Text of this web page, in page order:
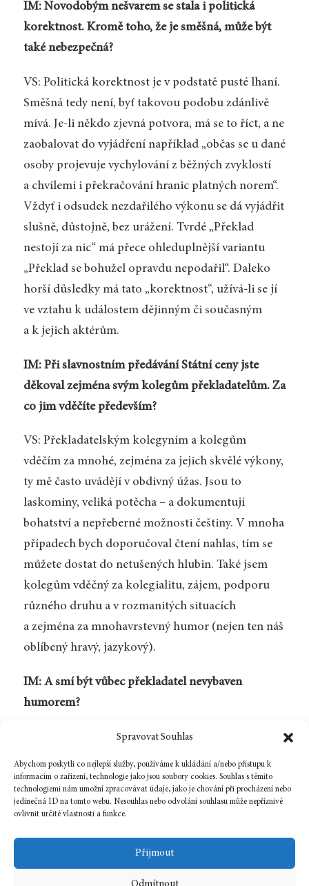
Spravovat Souhlas
Abychom poskytli co nejlepší služby, používáme k ukládání a/nebo přístupu k
informacím o zařízení, technologie jako jsou soubory cookies. Souhlas s těmito
technologiemi nám umožní zpracovávat údaje, jako je chování při procházení nebo
jedinečná ID na tomto webu. Nesouhlas nebo odvolání souhlasu může nepříznivě
ovlivnit určité vlastnosti a funkce.
Přijmout
Odmítnout
IM: Novodobým nešvarem se stala i politická
korektnost. Kromě toho, že je směšná, může být
také nebezpečná?
VS: Politická korektnost je v podstatě pusté lhaní.
Směšná tedy není, byť takovou podobu zdánlivě
mívá. Je-li někdo zjevná potvora, má se to říct, a ne
zaobalovat do vyjádření například „občas se u dané
osoby projevuje vychylování z běžných zvyklostí
a chvílemi i překračování hranic platných norem“.
Vždyť i odsudek nezdařilého výkonu se dá vyjádřit
slušně, důstojně, bez urážení. Tvrdé „Překlad
nestojí za nic“ má přece ohleduplnější variantu
„Překlad se bohužel opravdu nepodařil“. Daleko
horší důsledky má tato „korektnost“, užívá-li se jí
ve vztahu k událostem dějinným či současným
a k jejich aktérům.
IM: Při slavnostním předávání Státní ceny jste
děkoval zejména svým kolegům překladatelům. Za
co jim vděčíte především?
VS: Překladatelským kolegyním a kolegům
vděčím za mnohé, zejména za jejich skvělé výkony,
ty mě často uvádějí v obdivný úžas. Jsou to
laskominy, veliká potěcha – a dokumentují
bohatství a nepřeberné možnosti češtiny. V mnoha
případech bych doporučoval čtení nahlas, tím se
můžete dostat do netušených hlubin. Také jsem
kolegům vděčný za kolegialitu, zájem, podporu
různého druhu a v rozmanitých situacích
a zejména za mnohavrstevný humor (nejen ten náš
oblíbený hravý, jazykový).
IM: A smí být vůbec překladatel nevybaven
humorem?
VS: Tak to je závažné provinění. Na to by mohlo
být i doživotí.